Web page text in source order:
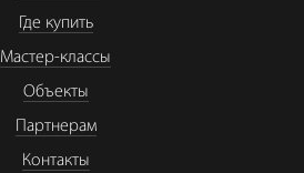
Где купить
Мастер-классы
Объекты
Партнерам
Контакты